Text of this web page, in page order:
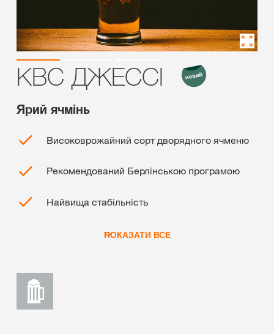
КВС ДЖЕССІ
Ярий ячмінь
Високоврожайний сорт дворядного ячменю
Рекомендований Берлінською програмою
Найвища стабільність
ПОКАЗАТИ ВСЕ